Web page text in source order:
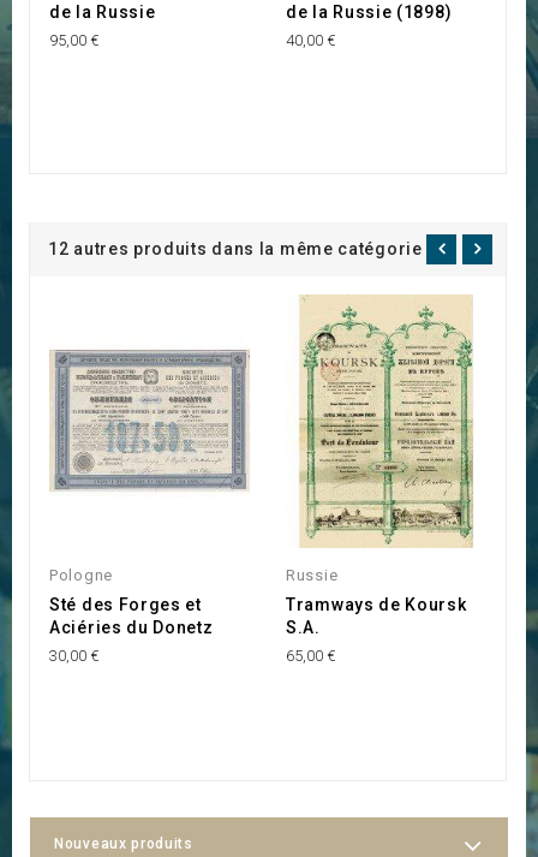
de la Russie
95,00 €
de la Russie (1898)
40,00 €
12 autres produits dans la même catégorie :
Pologne
Sté des Forges et
Aciéries du Donetz
30,00 €
Russie
Tramways de Koursk
S.A.
65,00 €
Nouveaux produits